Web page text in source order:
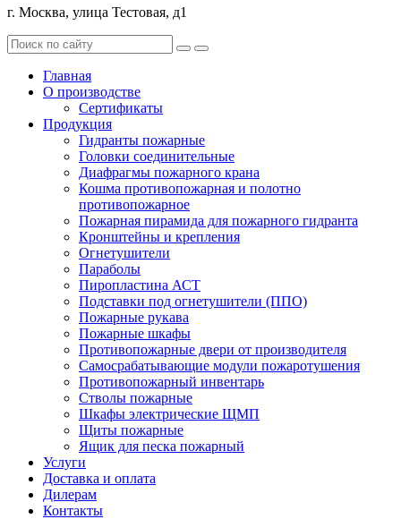
г. Москва, улица Тестовая, д1
Главная
О производстве
Сертификаты
Продукция
Гидранты пожарные
Головки соединительные
Диафрагмы пожарного крана
Кошма противопожарная и полотно
противопожарное
Пожарная пирамида для пожарного гидранта
Кронштейны и крепления
Огнетушители
Параболы
Пиропластина АСТ
Подставки под огнетушители (ППО)
Пожарные рукава
Пожарные шкафы
Противопожарные двери от производителя
Самосрабатывающие модули пожаротушения
Противопожарный инвентарь
Стволы пожарные
Шкафы электрические ЩМП
Щиты пожарные
Ящик для песка пожарный
Услуги
Доставка и оплата
Дилерам
Контакты